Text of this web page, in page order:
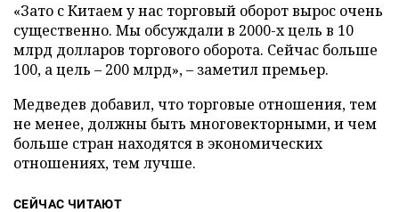
«Зато с Китаем у нас торговый оборот вырос очень
существенно. Мы обсуждали в 2000-х цель в 10
млрд долларов торгового оборота. Сейчас больше
100, а цель – 200 млрд», – заметил премьер.
Медведев добавил, что торговые отношения, тем
не менее, должны быть многовекторными, и чем
больше стран находятся в экономических
отношениях, тем лучше.
СЕЙЧАС ЧИТАЮТ